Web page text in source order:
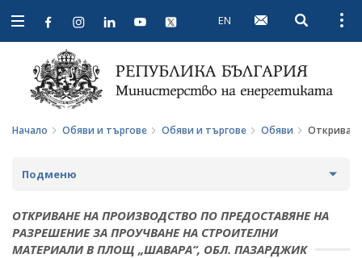
Open
navigation
EN Open
Начало Обяви и търгове Обяви и търгове Обяви
Подменю
ПРОФИЛ НА КУПУВАЧА
ВЪТРЕШНИ ПРАВИЛА И ДОКУМЕНТИ
ПРОФИЛ НА КУПУВАЧА ДО 15.04.2016 Г.
ОТКРИВАНЕ НА ПРОИЗВОДСТВО ПО ПРЕДОСТАВЯНЕ НА
РАЗРЕШЕНИЕ ЗА ПРОУЧВАНЕ НА СТРОИТЕЛНИ
МАТЕРИАЛИ В ПЛОЩ „ШАВАРА“, ОБЛ. ПАЗАРДЖИК